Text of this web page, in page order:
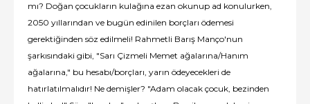
mı? Doğan çocukların kulağına ezan okunup ad konulurken,
2050 yıllarından ve bugün edinilen borçları ödemesi
gerektiğinden söz edilmeli! Rahmetli Barış Manço'nun
şarkısındaki gibi, "Sarı Çizmeli Memet ağalarına/Hanım
ağalarına," bu hesabı/borçları, yarın ödeyecekleri de
hatırlatılmalıdır! Ne demişler? "Adam olacak çocuk, bezinden